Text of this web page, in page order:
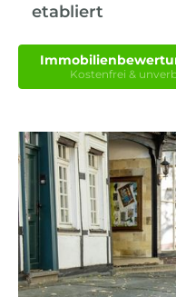
etabliert
Kostenfrei &